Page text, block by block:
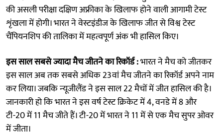
की असली परीक्षा दक्षिण अफ्रीका के खिलाफ होने वाली आगामी टेस्ट
शृंखला में होगी। भारत ने वेस्टइंडीज के खिलाफ जीत से विश्व टेस्ट
चैंपियनशिप की तालिका में महत्वपूर्ण अंक भी हासिल किए।
इस साल सबसे ज्यादा मैच जीतने का रिकॉर्ड :भारत ने मैच को जीतकर
इस साल अब तक सबसे अधिक 23वां मैच जीतने का रिकॉर्ड अपने नाम
कर लिया। जबकि न्‍यूजीलैंड ने इस साल 22 मैचों में जीत हासिल की है।
जानकारी हो कि भारत ने इस वर्ष टेस्ट क्रिकेट में 4, वनडे में 8 और
टी-20 में 11 मैच जीते हैं। टी-20 में भारत ने 11 में से एक मैच सुपर ओवर
में जीता।